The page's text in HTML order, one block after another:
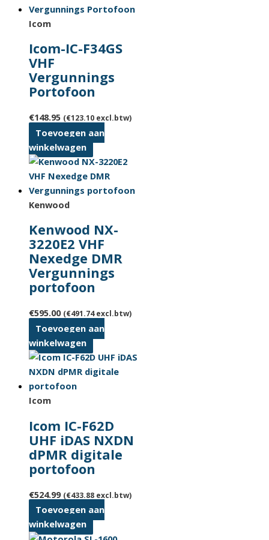
Icom
Icom-IC-F34GS
VHF
Vergunnings
Portofoon
€148.95 (€123.10 excl.btw)
Toevoegen aan
winkelwagen
Kenwood
Kenwood NX-
3220E2 VHF
Nexedge DMR
Vergunnings
portofoon
€595.00 (€491.74excl.btw)
Toevoegen aan
winkelwagen
Icom
Icom IC-F62D
UHF iDAS NXDN
dPMR digitale
portofoon
€524.99 (€433.88 excl.btw)
Toevoegen aan
winkelwagen